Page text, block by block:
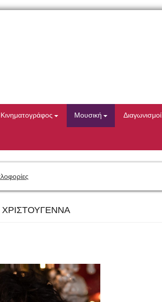
Κινηματογράφος Μουσική Διαγωνισμοί